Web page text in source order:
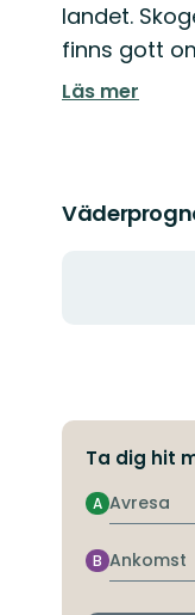
landet.
finns gott
Läs mer
Ta dig hit
Avresa
A
Ankomst
B